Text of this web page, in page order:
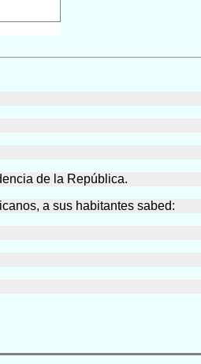
de la República.
a sus habitantes sabed: